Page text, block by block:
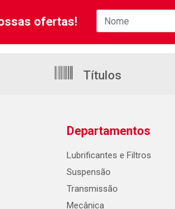
ofertas!
Títulos
Departamentos
Lubrificantes e Filtros
Suspensão
Transmissão
Mecânica